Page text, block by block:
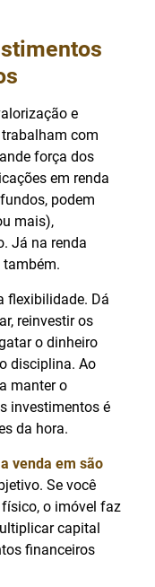
e
com
força dos
em renda
podem
mais),
Já na renda
também.
flexibilidade. Dá
reinvestir os
o dinheiro
disciplina. Ao
manter o
investimentos é
da hora.
venda em são
Se você
o imóvel faz
capital
financeiros